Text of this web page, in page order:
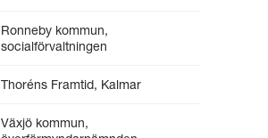
Ronneby kommun,
socialförvaltningen
Thoréns Framtid, Kalmar
Växjö kommun,